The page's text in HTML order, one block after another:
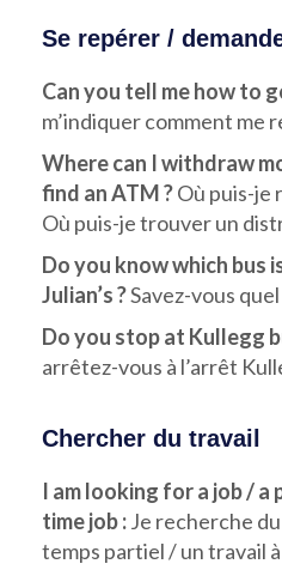
Se repérer /
Can you tell me how to
m’indiquer comment me
Where can I withdraw
find an ATM ?Où puis-je
Où puis-je trouver un
Do you know which bus
Julian’s ?Savez-vous quel
Do you stop at Kullegg
arrêtez-vous à l’arrêt
Chercher du travail
I am looking for a job / a
time job :Je recherche
temps partiel / un travail